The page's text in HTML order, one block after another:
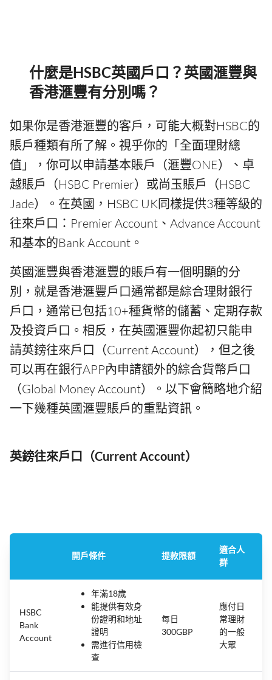
什麼是HSBC英國戶口？英國滙豐與
香港滙豐有分別嗎？
如果你是香港滙豐的客戶，可能大概對HSBC的
賬戶種類有所了解。視乎你的「全面理財總
值」，你可以申請基本賬戶（滙豐ONE）、卓
越賬戶（HSBC Premier）或尚玉賬戶（HSBC
Jade）。在英國，HSBC UK同樣提供3種等級的
往來戶口：Premier Account、Advance Account
和基本的Bank Account。
英國滙豐與香港滙豐的賬戶有一個明顯的分
別，就是香港滙豐戶口通常都是綜合理財銀行
戶口，通常已包括10+種貨幣的儲蓄、定期存款
及投資戶口。相反，在英國滙豐你起初只能申
請英鎊往來戶口（Current Account），但之後
可以再在銀行APP內申請額外的綜合貨幣戶口
（Global Money Account）。以下會簡略地介紹
一下幾種英國滙豐賬戶的重點資訊。
英鎊往來戶口（Current Account）
開戶條件 提款限額
適合人
群
HSBC
Bank
Account
年滿18歲
能提供有效身
份證明和地址
證明
需進行信用檢
查
每日
300GBP
應付日
常理財
的一般
大眾